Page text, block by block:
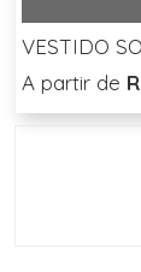
VESTIDO
A partir de